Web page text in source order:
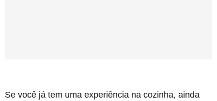
Se você já tem uma experiência na cozinha, ainda